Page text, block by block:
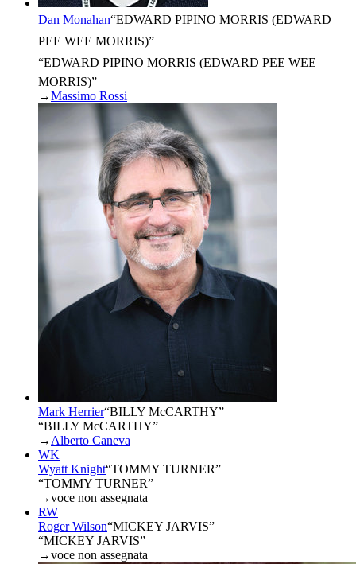
Dan Monahan“EDWARD PIPINO MORRIS (EDWARD
PEE WEE MORRIS)”
“EDWARD PIPINO MORRIS (EDWARD PEE WEE
MORRIS)”
→Massimo Rossi
Mark Herrier“BILLY McCARTHY”
“BILLY McCARTHY”
→ Alberto Caneva
WK
Wyatt Knight“TOMMY TURNER”
“TOMMY TURNER”
→voce non assegnata
RW
Roger Wilson“MICKEY JARVIS”
“MICKEY JARVIS”
→voce non assegnata